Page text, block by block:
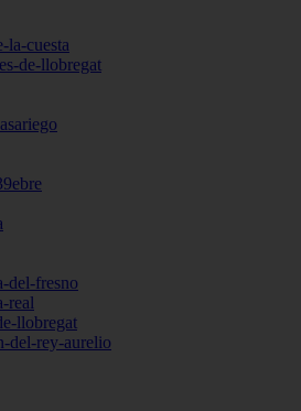
la-cuesta
de-llobregat
del-fresno
real
llobregat
del-rey-aurelio